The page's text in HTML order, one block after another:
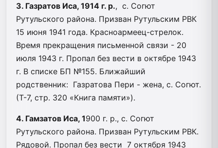
3. Газратов Иса, 1914 г. р., с. Согют
Рутульского района. Призван Рутульским РВК
15 июня 1941 года. Красноармеец-стрелок.
Время прекращения письменной связи - 20
июля 1943 г. Пропал без вести в октябре 1943
г. В списке БП №155. Ближайший
родственник: Газратова Пери - жена, с. Согют.
(Т-7, стр. 320 «Книга памяти»).
4. Гамзатов Иса, 1900 г. р., с. Согют
Рутульского района. Призван Рутульским РВК.
Рядовой. Пропал без вести 7 октября 1943